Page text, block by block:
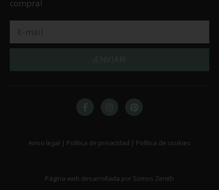
compra!
¡ENVIAR!
Aviso legal | Política de privacidad | Política de cookies
Página web desarrollada por Somos Zenith